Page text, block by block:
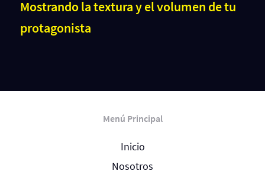
Mostrando la textura y el volumen de tu
protagonista
Menú Principal
Inicio
Nosotros